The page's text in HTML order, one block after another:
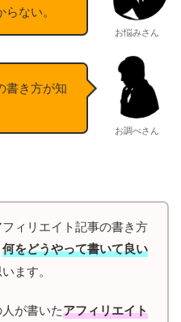
ない。
お悩みさん
書き方が知
お調べさん
ィリエイト記事の書き方
何をどうやって書いて良い
ます。
が書いたアフィリエイト